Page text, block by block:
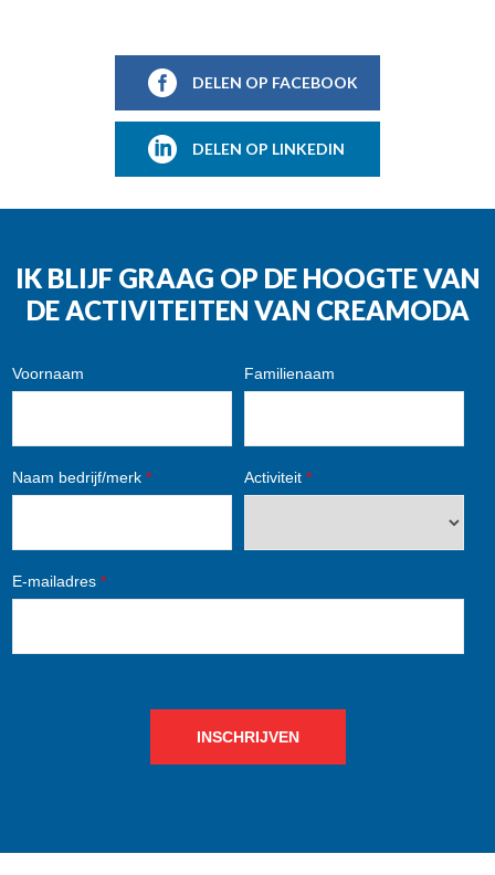
DELEN OP FACEBOOK
DELEN OP LINKEDIN
IK BLIJF GRAAG OP DE HOOGTE VAN
DE ACTIVITEITEN VAN CREAMODA
Voornaam Familienaam
Naam bedrijf/merk * Activiteit *
E-mailadres *
INSCHRIJVEN